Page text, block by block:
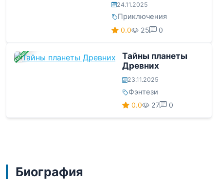
24.11.2025
Приключения
0.0 25 0
ЗАВЕРШЕНА
Тайны планеты
Древних
23.11.2025
Фэнтези
0.0 27 0
Биография